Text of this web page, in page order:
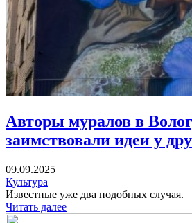
Авторы муралов в
заимствовали идеи у
09.09.2025
Культура
Известные уже два подобных случая.
Читать далее